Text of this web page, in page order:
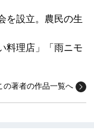
を設立。農民の生
料理店」「雨ニモ
の著者の作品一覧へ